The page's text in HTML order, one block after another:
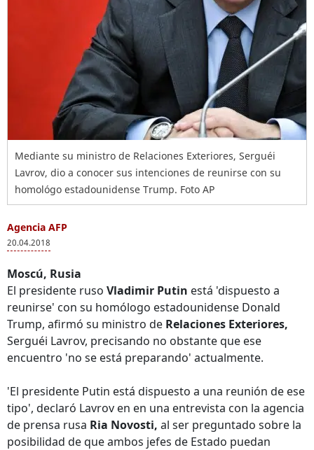
Mediante su ministro de Relaciones Exteriores, Serguéi
Lavrov, dio a conocer sus intenciones de reunirse con su
homológo estadounidense Trump. Foto AP
Agencia AFP
20.04.2018
Moscú, Rusia
El presidente ruso Vladimir Putin está 'dispuesto a
reunirse' con su homólogo estadounidense Donald
Trump, afirmó su ministro de Relaciones Exteriores,
Serguéi Lavrov, precisando no obstante que ese
encuentro 'no se está preparando' actualmente.
'El presidente Putin está dispuesto a una reunión de ese
tipo', declaró Lavrov en en una entrevista con la agencia
de prensa rusa Ria Novosti, al ser preguntado sobre la
posibilidad de que ambos jefes de Estado puedan